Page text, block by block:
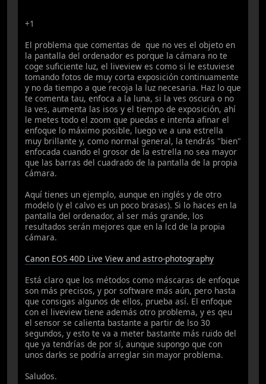
+1
El problema que comentas de que no ves el objeto en
la pantalla del ordenador es porque la cámara no te
coge suficiente luz, el liveview es como si le estuviese
tomando fotos de muy corta exposición continuamente
y no da tiempo a que recoja la luz necesaria. Haz lo que
te comenta tau, enfoca a la luna, si la ves oscura o no
la ves, aumenta las isos y el tiempo de exposición, ahí
le metes todo el zoom que puedas e intenta afinar el
enfoque lo máximo posible, luego ve a una estrella
muy brillante y, como normal general, la tendrás "bien"
enfocada cuando el grosor de la estrella no sea mayor
que las barras del cuadrado de la pantalla de la propia
cámara.
Aquí tienes un ejemplo, aunque en inglés y de otro
modelo (y el calvo es un poco brasas). Si lo haces en la
pantalla del ordenador, al ser más grande, los
resultados serán mejores que en la lcd de la propia
cámara.
Canon EOS 40D Live View and astro-photography
Está claro que los métodos como máscaras de enfoque
son más precisos, y por software más aún, pero hasta
que consigas algunos de ellos, prueba así. El enfoque
con el liveview tiene además otro problema, y es qeu
el sensor se calienta bastante a partir de lso 30
segundos, y esto te va a meter bastante más ruido del
que ya tendrías de por sí, aunque supongo que con
unos darks se podría arreglar sin mayor problema.
Saludos.